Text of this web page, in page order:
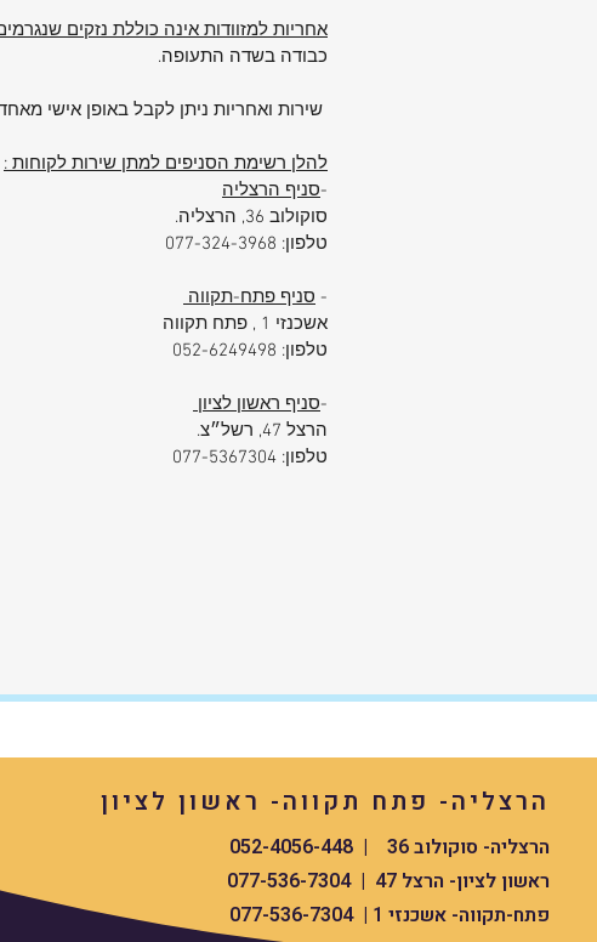
20” של סמסונייט היא הבחירה הנכונה.
ניידות מעולה, אבטחה מתקדמת, וחלוקה מדויקת
אחריות למזוודות אינה כוללת נזקים
כבודה בשדה התעופה.
שירות ואחריות ניתן לקבל באופן אישי
להלן רשימת הסניפים למתן שירות לקוחות :
-סניף הרצליה
סוקולוב 36, הרצליה.
טלפון: 077-324-3968
- סניף פתח-תקווה
אשכנזי 1 , פתח תקווה
טלפון: 052-6249498
-סניף ראשון לציון
הרצל 47, רשל״צ.
טלפון: 077-5367304
הרצליה- פתח תקווה- ראשון לציון
הרצליה- סוקולוב 36 | 052-4056-448
ראשון לציון- הרצל 47 | 077-536-7304
פתח-תקווה- אשכנזי 1 | 077-536-7304